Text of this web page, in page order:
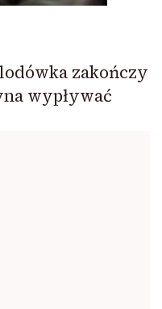
zakończy
wypływać